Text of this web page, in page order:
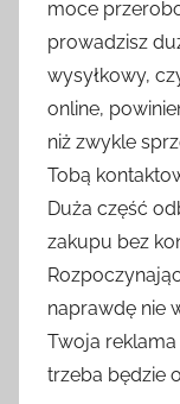
moce
prowadzisz
wysyłkowy,
online,
niż zwykle
Tobą
Duża część
zakupu bez
naprawdę nie
Twoja
trzeba będzie